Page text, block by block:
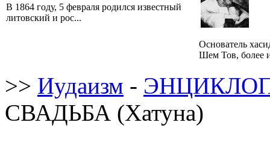
В 1864 году, 5 февраля родился известный
литовский и рос...
Основатель
Шем Тов, более
>> Иудаизм -
СВАДЬБА (Хатуна)